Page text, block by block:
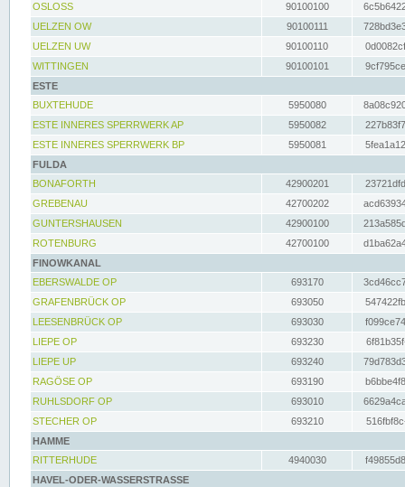
OSLOSS
90100100
UELZEN OW
90100111
UELZEN UW
90100110
WITTINGEN
90100101
ESTE
BUXTEHUDE
5950080
ESTE INNERES SPERRWERK AP
5950082
ESTE INNERES SPERRWERK BP
5950081
FULDA
BONAFORTH
42900201
GREBENAU
42700202
GUNTERSHAUSEN
42900100
ROTENBURG
42700100
FINOWKANAL
EBERSWALDE OP
693170
GRAFENBRÜCK OP
693050
LEESENBRÜCK OP
693030
LIEPE OP
693230
LIEPE UP
693240
RAGÖSE OP
693190
RUHLSDORF OP
693010
STECHER OP
693210
HAMME
RITTERHUDE
4940030
HAVEL-ODER-WASSERSTRASSE